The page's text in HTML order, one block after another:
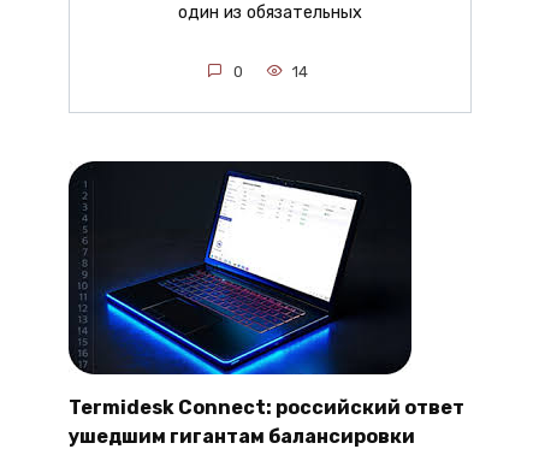
один из обязательных
0 14
Termidesk Connect: российский ответ
ушедшим гигантам балансировки